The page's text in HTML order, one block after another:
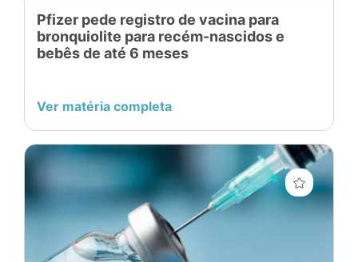
Pfizer pede registro de vacina para
bronquiolite para recém-nascidos e
bebês de até 6 meses
Ver matéria completa